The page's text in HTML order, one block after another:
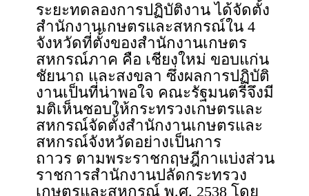
ระยะทดลองการปฏิบัติงาน ได้จัดตั้ง
สำนักงานเกษตรและสหกรณ์ใน 4
จังหวัดที่ตั้งของสำนักงานเกษตร
สหกรณ์ภาค คือ เชียงใหม่ ขอบแก่น
ชัยนาถ และสงขลา ซึ่งผลการปฏิบัติ
งานเป็นที่น่าพอใจ คณะรัฐมนตรีจึงมี
มติเห็นชอบให้กระทรวงเกษตรและ
สหกรณ์จัดตั้งสำนักงานเกษตรและ
สหกรณ์จังหวัดอย่างเป็นการ
ถาวร ตามพระราชกฤษฎีกาแบ่งส่วน
ราชการสำนักงานปลัดกระทรวง
เกษตรและสหกรณ์ พ.ศ. 2538 โดย